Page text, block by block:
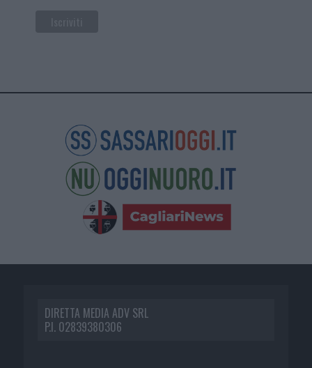
DIRETTA MEDIA ADV SRL
P.I. 02839380306